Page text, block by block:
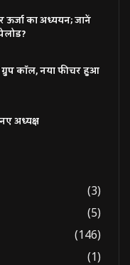
ऊर्जा का अध्ययन; जानें
कॉल, नया फीचर हुआ
अध्यक्ष
(3)
(5)
(146)
(1)